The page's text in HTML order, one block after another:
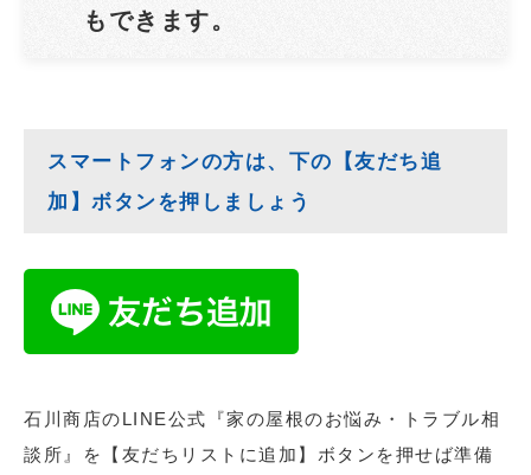
もできます。
スマートフォンの方は、下の【友だち追
加】ボタンを押しましょう
石川商店のLINE公式『家の屋根のお悩み・トラブル相
談所』を【友だちリストに追加】ボタンを押せば準備